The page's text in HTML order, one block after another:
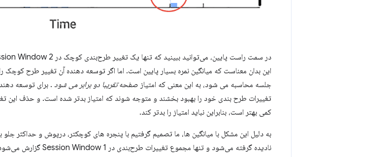
جلسه محاسبه می شود، به این معنی که امتیاز صفحهتقریبا دو برابر می شود . برای توسعه
تغییرات طرح بندی خود را بهبود بخشند و متوجه شوند که امتیاز بدتر شده است. و حذف این
کمی بهتر است، بنابراین نباید امتیاز را بدتر کند.
نادیده گرفته می‌شود و تنها مجموع تغییرات طرح‌بندی در Session Window 1 گزارش می‌شود.